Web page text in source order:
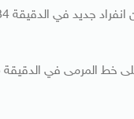
خط المرمى في الدقيقة 35.